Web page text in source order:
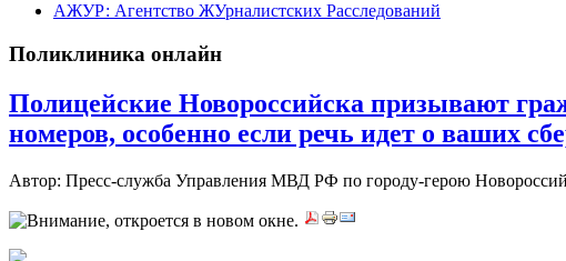
АЖУР: Агентство ЖУрналистских Расследований
Поликлиника онлайн
Полицейские Новороссийска призывают
номеров, особенно если речь идет о ваших
Автор: Пресс-служба Управления МВД РФ по городу-герою